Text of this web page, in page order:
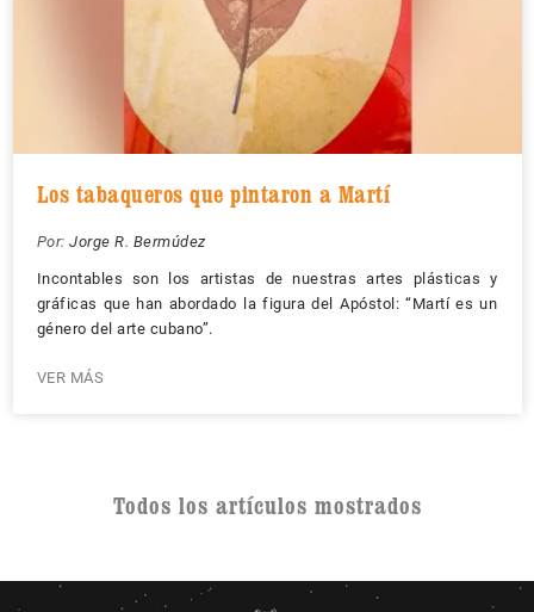
Los tabaqueros que pintaron a Martí
Por: Jorge R. Bermúdez
Incontables son los artistas de nuestras artes plásticas y
gráficas que han abordado la figura del Apóstol: “Martí es un
género del arte cubano”.
VER MÁS
Todos los artículos mostrados